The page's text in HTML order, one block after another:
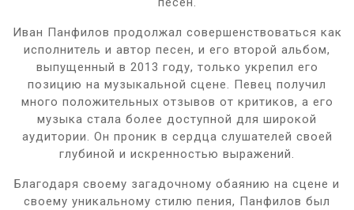
Иван Панфилов продолжал совершенствоваться как
исполнитель и автор песен, и его второй альбом,
выпущенный в 2013 году, только укрепил его
позицию на музыкальной сцене. Певец получил
много положительных отзывов от критиков, а его
музыка стала более доступной для широкой
аудитории. Он проник в сердца слушателей своей
глубиной и искренностью выражений.
Благодаря своему загадочному обаянию на сцене и
своему уникальному стилю пения, Панфилов был